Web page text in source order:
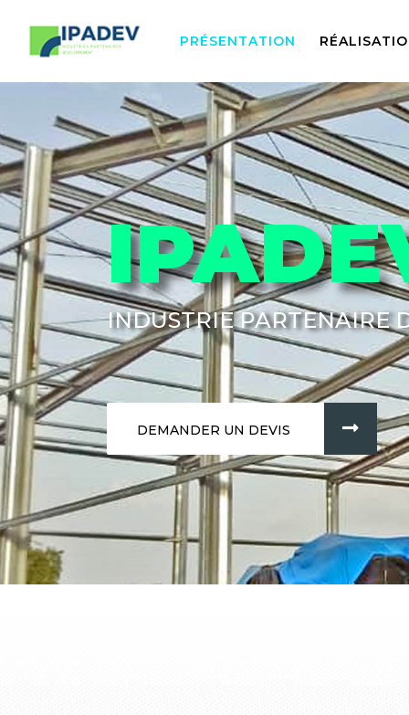
PRÉSENTATION
INDUSTRIE PARTENAIRE
DEMANDER UN DEVIS